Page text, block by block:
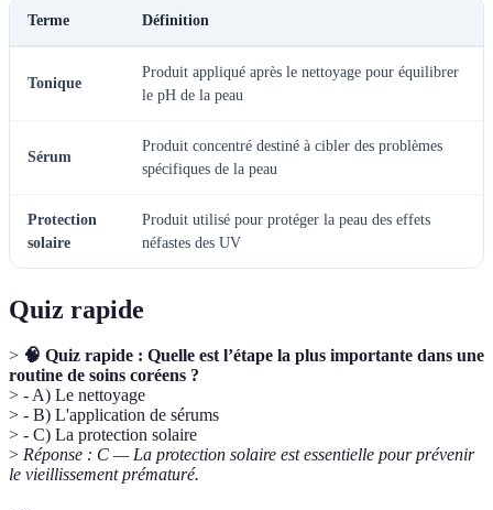
Terme Définition
Tonique
Produit appliqué après le nettoyage pour équilibrer
le pH de la peau
Sérum
Produit concentré destiné à cibler des problèmes
spécifiques de la peau
Protection
solaire
Produit utilisé pour protéger la peau des effets
néfastes des UV
Quiz rapide
> 🧠 Quiz rapide : Quelle est l’étape la plus importante dans une
routine de soins coréens ?
> - A) Le nettoyage
> - B) L'application de sérums
> - C) La protection solaire
> Réponse : C — La protection solaire est essentielle pour prévenir
le vieillissement prématuré.